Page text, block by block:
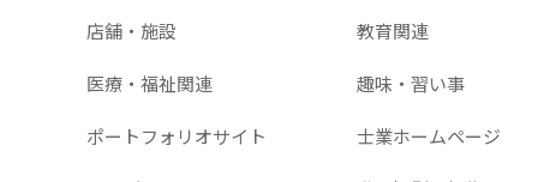
店舗・施設 教育関連
医療・福祉関連 趣味・習い事
ポートフォリオサイト 士業ホームページ